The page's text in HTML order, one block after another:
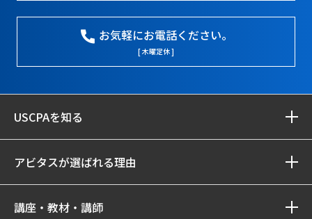
お気軽にお電話ください。
[ 木曜定休 ]
USCPAを知る
アビタスが選ばれる理由
講座・教材・講師